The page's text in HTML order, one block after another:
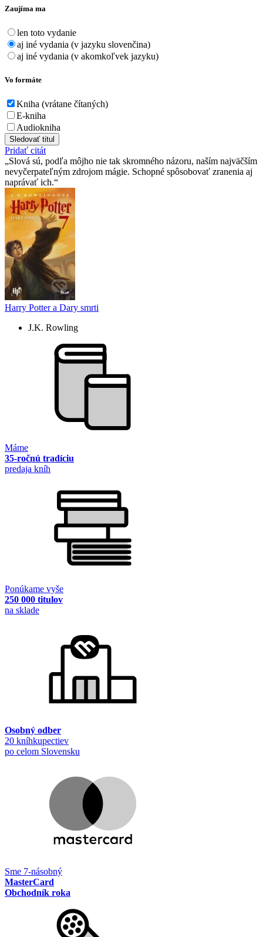
Zaujíma ma
len toto vydanie
aj iné vydania (v jazyku slovenčina)
aj iné vydania (v akomkoľvek jazyku)
Vo formáte
Kniha (vrátane čítaných)
E-kniha
Audiokniha
Sledovať titul
Pridať citát
Slová sú, podľa môjho nie tak skromného názoru, naším najväčším
nevyčerpateľným zdrojom mágie. Schopné spôsobovať zranenia aj
naprávať ich.
Harry Potter a Dary smrti
J.K. Rowling
Máme
35-ročnú tradíciu
predaja kníh
Ponúkame vyše
250 000 titulov
na sklade
Osobný odber
20 kníhkupectiev
po celom Slovensku
Sme 7-násobný
MasterCard
Obchodník roka